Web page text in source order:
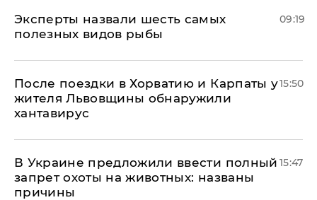
Эксперты назвали шесть самых
полезных видов рыбы
09:19
После поездки в Хорватию и Карпаты у
жителя Львовщины обнаружили
хантавирус
15:50
В Украине предложили ввести полный
запрет охоты на животных: названы
причины
15:47